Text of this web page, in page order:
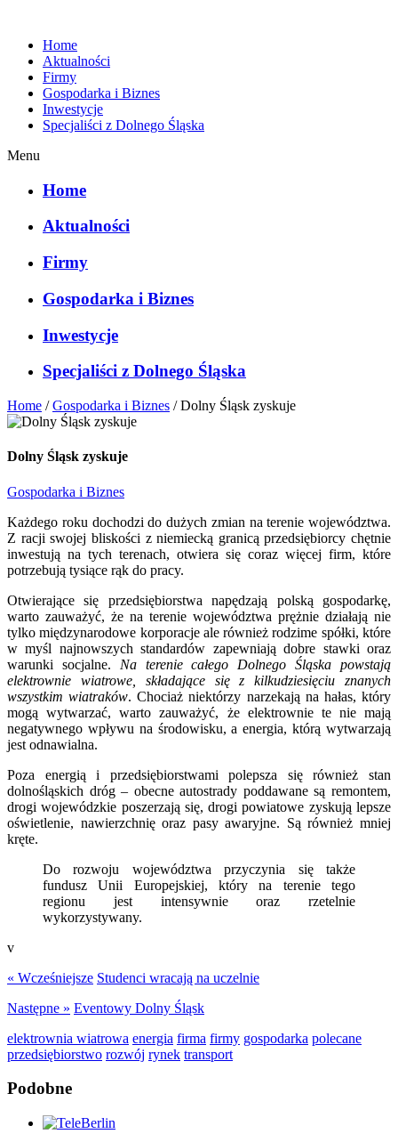
Home
Aktualności
Firmy
Gospodarka i Biznes
Inwestycje
Specjaliści z Dolnego Śląska
Menu
Home
Aktualności
Firmy
Gospodarka i Biznes
Inwestycje
Specjaliści z Dolnego Śląska
Home /Gospodarka i Biznes /Dolny Śląsk zyskuje
Dolny Śląsk zyskuje
Gospodarka i Biznes
Każdego roku dochodzi do dużych zmian na terenie województwa.
Z racji swojej bliskości z niemiecką granicą przedsiębiorcy chętnie
inwestują na tych terenach, otwiera się coraz więcej firm, które
potrzebują tysiące rąk do pracy.
Otwierające się przedsiębiorstwa napędzają polską gospodarkę,
warto zauważyć, że na terenie województwa prężnie działają nie
tylko międzynarodowe korporacje ale również rodzime spółki, które
w myśl najnowszych standardów zapewniają dobre stawki oraz
warunki socjalne. Na terenie całego Dolnego Śląska powstają
elektrownie wiatrowe, składające się z kilkudziesięciu znanych
wszystkim wiatraków. Chociaż niektórzy narzekają na hałas, który
mogą wytwarzać, warto zauważyć, że elektrownie te nie mają
negatywnego wpływu na środowisku, a energia, którą wytwarzają
jest odnawialna.
Poza energią i przedsiębiorstwami polepsza się również stan
dolnośląskich dróg – obecne autostrady poddawane są remontem,
drogi wojewódzkie poszerzają się, drogi powiatowe zyskują lepsze
oświetlenie, nawierzchnię oraz pasy awaryjne. Są również mniej
kręte.
Do rozwoju województwa przyczynia się także
fundusz Unii Europejskiej, który na terenie tego
regionu jest intensywnie oraz rzetelnie
wykorzystywany.
v
« Wcześniejsze Studenci wracają na uczelnie
Następne » Eventowy Dolny Śląsk
elektrownia wiatrowa energia firma firmy gospodarka polecane
przedsiębiorstwo rozwój rynek transport
Podobne